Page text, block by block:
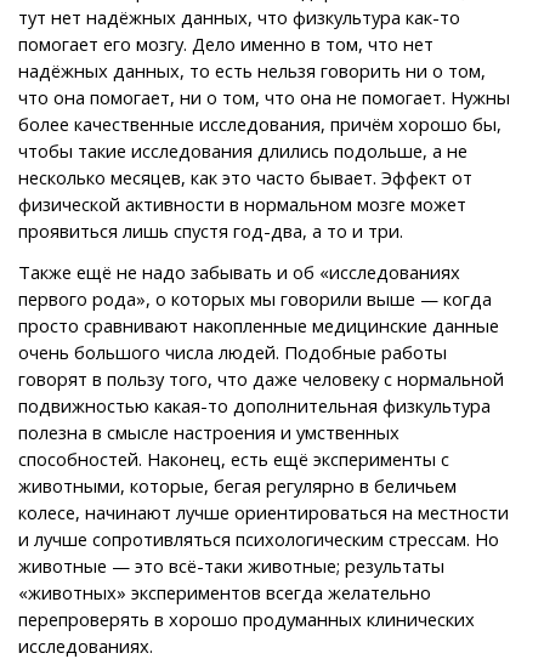
тут нет надёжных данных, что физкультура как-то
помогает его мозгу. Дело именно в том, что нет
надёжных данных, то есть нельзя говорить ни о том,
что она помогает, ни о том, что она не помогает. Нужны
более качественные исследования, причём хорошо бы,
чтобы такие исследования длились подольше, а не
несколько месяцев, как это часто бывает. Эффект от
физической активности в нормальном мозге может
проявиться лишь спустя год-два, а то и три.
Также ещё не надо забывать и об «исследованиях
первого рода», о которых мы говорили выше — когда
просто сравнивают накопленные медицинские данные
очень большого числа людей. Подобные работы
говорят в пользу того, что даже человеку с нормальной
подвижностью какая-то дополнительная физкультура
полезна в смысле настроения и умственных
способностей. Наконец, есть ещё эксперименты с
животными, которые, бегая регулярно в беличьем
колесе, начинают лучше ориентироваться на местности
и лучше сопротивляться психологическим стрессам. Но
животные — это всё-таки животные; результаты
«животных» экспериментов всегда желательно
перепроверять в хорошо продуманных клинических
исследованиях.